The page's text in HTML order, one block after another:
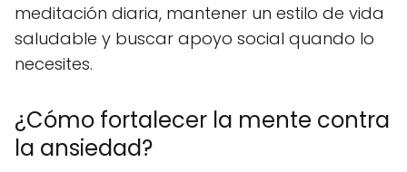
meditación diaria, mantener un estilo de vida
saludable y buscar apoyo social quando lo
necesites.
¿Cómo fortalecer la mente contra
la ansiedad?